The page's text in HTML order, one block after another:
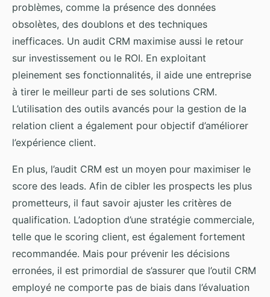
problèmes, comme la présence des données
obsolètes, des doublons et des techniques
inefficaces. Un audit CRM maximise aussi le retour
sur investissement ou le ROI. En exploitant
pleinement ses fonctionnalités, il aide une entreprise
à tirer le meilleur parti de ses solutions CRM.
L’utilisation des outils avancés pour la gestion de la
relation client a également pour objectif d’améliorer
l’expérience client.
En plus, l’audit CRM est un moyen pour maximiser le
score des leads. Afin de cibler les prospects les plus
prometteurs, il faut savoir ajuster les critères de
qualification. L’adoption d’une stratégie commerciale,
telle que le scoring client, est également fortement
recommandée. Mais pour prévenir les décisions
erronées, il est primordial de s’assurer que l’outil CRM
employé ne comporte pas de biais dans l’évaluation